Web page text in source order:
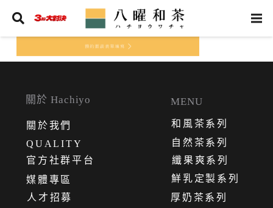
人才招募
關於 Hachiyo
關 於我們
QUALITY
官方社群平台
媒體專區
厚奶茶系列
鮮乳定製系列
纖果爽系列
自然茶系列
和風茶系列
MENU